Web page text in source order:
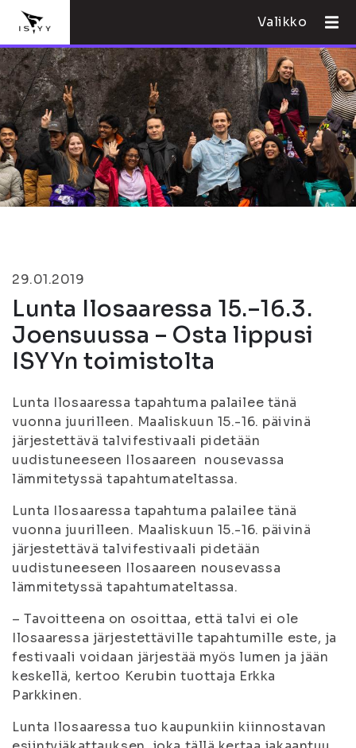
Valikko
29.01.2019
Lunta Ilosaaressa 15.–16.3.
Joensuussa – Osta lippusi
ISYYn toimistolta
Lunta Ilosaaressa tapahtuma palailee tänä
vuonna juurilleen. Maaliskuun 15.-16. päivinä
järjestettävä talvifestivaali pidetään
uudistuneeseen Ilosaareen nousevassa
lämmitetyssä tapahtumateltassa.
Lunta Ilosaaressa tapahtuma palailee tänä
vuonna juurilleen. Maaliskuun 15.-16. päivinä
järjestettävä talvifestivaali pidetään
uudistuneeseen Ilosaareen nousevassa
lämmitetyssä tapahtumateltassa.
– Tavoitteena on osoittaa, että talvi ei ole
Ilosaaressa järjestettäville tapahtumille este, ja
festivaali voidaan järjestää myös lumen ja jään
keskellä, kertoo Kerubin tuottaja Erkka
Parkkinen.
Lunta Ilosaaressa tuo kaupunkiin kiinnostavan